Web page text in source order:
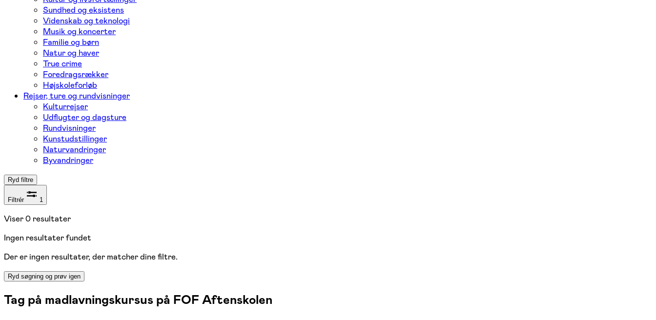
Sundhed og eksistens
Videnskab og teknologi
Musik og koncerter
Familie og børn
Natur og haver
True crime
Foredragsrækker
Højskoleforløb
Rejser, ture og rundvisninger
Kulturrejser
Udflugter og dagsture
Rundvisninger
Kunstudstillinger
Naturvandringer
Byvandringer
Ryd filtre
Filtrér 1
Viser0 resultater
Ingen resultater fundet
Der er ingen resultater, der matcher dine filtre.
Ryd søgning og prøv igen
Tag på madlavningskursus på FOF Aftenskolen